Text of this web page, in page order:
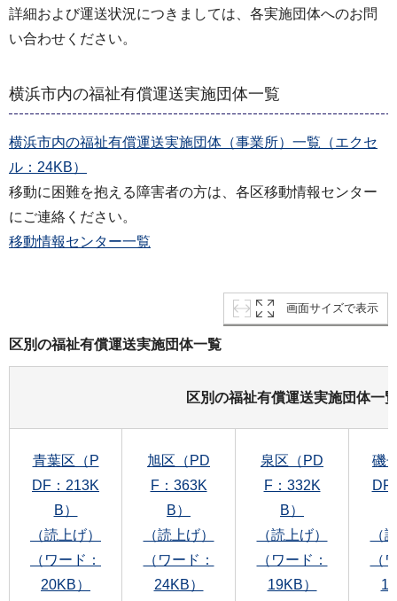
詳細および運送状況につきましては、各実施団体へのお問
い合わせください。
横浜市内の福祉有償運送実施団体一覧
横浜市内の福祉有償運送実施団体（事業所）一覧（エクセ
ル：24KB）
移動に困難を抱える障害者の方は、各区移動情報センター
にご連絡ください。
移動情報センター一覧
画面サイズで表示
区別の福祉有償運送実施団体一覧
区別の福祉有償運送実施団体一
青葉区（P
DF：213K
B）
（読上げ）
（ワード：
20KB）
旭区（PD
F：363K
B）
（読上げ）
（ワード：
24KB）
泉区（PD
F：332K
B）
（読上げ）
（ワード：
19KB）
磯
DF
（
（